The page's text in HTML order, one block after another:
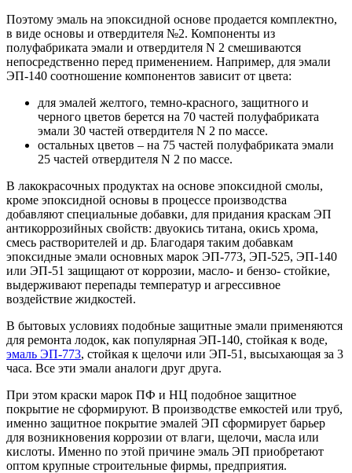
Поэтому эмаль на эпоксидной основе продается комплектно,
в виде основы и отвердителя №2. Компоненты из
полуфабриката эмали и отвердителя N 2 смешиваются
непосредственно перед применением. Например, для эмали
ЭП-140 соотношение компонентов зависит от цвета:
для эмалей желтого, темно-красного, защитного и
черного цветов берется на 70 частей полуфабриката
эмали 30 частей отвердителя N 2 по массе.
остальных цветов – на 75 частей полуфабриката эмали
25 частей отвердителя N 2 по массе.
В лакокрасочных продуктах на основе эпоксидной смолы,
кроме эпоксидной основы в процессе производства
добавляют специальные добавки, для придания краскам ЭП
антикоррозийных свойств: двуокись титана, окись хрома,
смесь растворителей и др. Благодаря таким добавкам
эпоксидные эмали основных марок ЭП-773, ЭП-525, ЭП-140
или ЭП-51 защищают от коррозии, масло- и бензо- стойкие,
выдерживают перепады температур и агрессивное
воздействие жидкостей.
В бытовых условиях подобные защитные эмали применяются
для ремонта лодок, как популярная ЭП-140, стойкая к воде,
эмаль ЭП-773, стойкая к щелочи или ЭП-51, высыхающая за 3
часа. Все эти эмали аналоги друг друга.
При этом краски марок ПФ и НЦ подобное защитное
покрытие не сформируют. В производстве емкостей или труб,
именно защитное покрытие эмалей ЭП сформирует барьер
для возникновения коррозии от влаги, щелочи, масла или
кислоты. Именно по этой причине эмаль ЭП приобретают
оптом крупные строительные фирмы, предприятия.